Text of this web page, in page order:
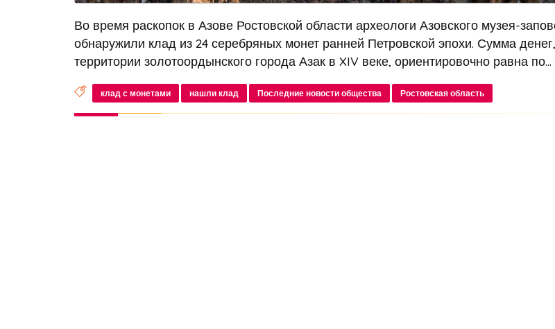
Во время раскопок в Азове Ростовской области археологи Азовского музея-
обнаружили клад из 24 серебряных монет ранней Петровской эпохи. Сумма
территории золотоордынского города Азак в XIV веке, ориентировочно равна по...
клад с монетами нашли клад Последние новости общества Ростовская область